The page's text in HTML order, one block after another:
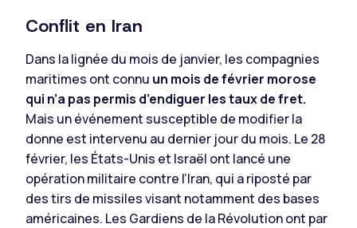
Conflit en Iran
Dans la lignée du mois de janvier, les compagnies
maritimes ont connu un mois de février morose
qui n’a pas permis d’endiguer les taux de fret.
Mais un événement susceptible de modifier la
donne est intervenu au dernier jour du mois. Le 28
février, les États-Unis et Israël ont lancé une
opération militaire contre l’Iran, qui a riposté par
des tirs de missiles visant notamment des bases
américaines. Les Gardiens de la Révolution ont par